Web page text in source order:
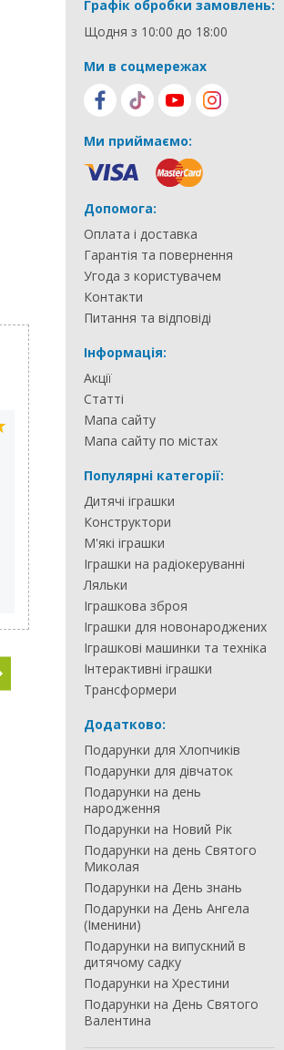
Підвісні Гойдалки №2,
Вова
20.11.2015
У нас такая все лето в саду
Графік обробки замовлень:
Щодня з 10:00 до 18:00
Ми в соцмережах
Ми приймаємо:
Допомога:
Оплата і доставка
Гарантія та повернення
Угода з користувачем
Контакти
Питання та відповіді
Інформація:
Акції
Статті
Мапа сайту
Мапа сайту по містах
Популярні категорії:
Дитячі іграшки
Конструктори
М'які іграшки
Іграшки на радіокеруванні
Ляльки
Іграшкова зброя
Іграшки для новонароджених
Іграшкові машинки та техніка
Інтерактивні іграшки
Трансформери
Додатково:
Подарунки для Хлопчиків
Подарунки для дівчаток
Подарунки на день
народження
Подарунки на Новий Рік
Подарунки на день Святого
Миколая
Подарунки на День знань
Подарунки на День Ангела
(Іменини)
Подарунки на випускний в
дитячому садку
Подарунки на Хрестини
Подарунки на День Святого
Валентина